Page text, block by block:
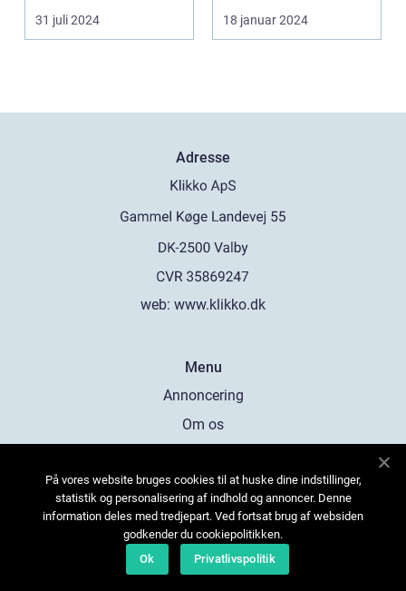
d...
31 juli 2024 18 januar 2024
Adresse
web: www.klikko.dk
Menu
Annoncering
Om os
Kontakt os
Sitemap
På vores website bruges cookies til at huske dine indstillinger,
statistik og personalisering af indhold og annoncer. Denne
information deles med tredjepart. Ved fortsat brug af websiden
godkender du cookiepolitikken.
Ok
Privatlivspolitik